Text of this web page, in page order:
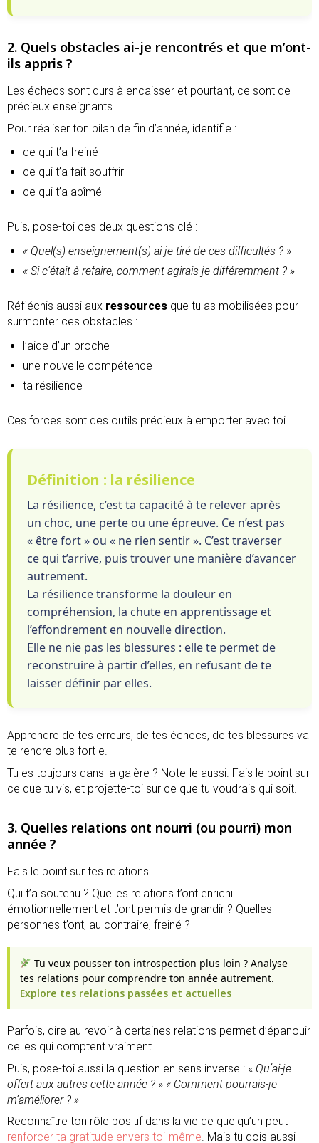
2. Quels obstacles ai-je rencontrés et que m’ont-
ils appris ?
Les échecs sont durs à encaisser et pourtant, ce sont de
précieux enseignants.
Pour réaliser ton bilan de fin d’année, identifie :
ce qui t’a freiné
ce qui t’a fait souffrir
ce qui t’a abîmé
Puis, pose-toi ces deux questions clé :
« Quel(s) enseignement(s) ai-je tiré de ces difficultés ? »
« Si c’était à refaire, comment agirais-je différemment ? »
Réfléchis aussi aux ressources que tu as mobilisées pour
surmonter ces obstacles :
l’aide d’un proche
une nouvelle compétence
ta résilience
Ces forces sont des outils précieux à emporter avec toi.
Définition : la résilience
La résilience, c’est ta capacité à te relever après
un choc, une perte ou une épreuve. Ce n’est pas
« être fort » ou « ne rien sentir ». C’est traverser
ce qui t’arrive, puis trouver une manière d’avancer
autrement.
La résilience transforme la douleur en
compréhension, la chute en apprentissage et
l’effondrement en nouvelle direction.
Elle ne nie pas les blessures : elle te permet de
reconstruire à partir d’elles, en refusant de te
laisser définir par elles.
Apprendre de tes erreurs, de tes échecs, de tes blessures va
te rendre plus fort·e.
Tu es toujours dans la galère ? Note-le aussi. Fais le point sur
ce que tu vis, et projette-toi sur ce que tu voudrais qui soit.
3. Quelles relations ont nourri (ou pourri) mon
année ?
Fais le point sur tes relations.
Qui t’a soutenu ? Quelles relations t’ont enrichi
émotionnellement et t’ont permis de grandir ? Quelles
personnes t’ont, au contraire, freiné ?
Tu veux pousser ton introspection plus loin ? Analyse
tes relations pour comprendre ton année autrement.
Explore tes relations passées et actuelles
Parfois, dire au revoir à certaines relations permet d’épanouir
celles qui comptent vraiment.
Puis, pose-toi aussi la question en sens inverse : « Qu’ai-je
offert aux autres cette année ? » « Comment pourrais-je
m’améliorer ? »
Reconnaître ton rôle positif dans la vie de quelqu’un peut
renforcer ta gratitude envers toi-même . Mais tu dois aussi